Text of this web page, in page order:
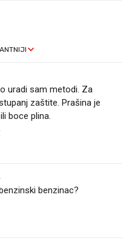
uradi sam metodi. Za
zaštite. Prašina je
boce plina.
benzinac?